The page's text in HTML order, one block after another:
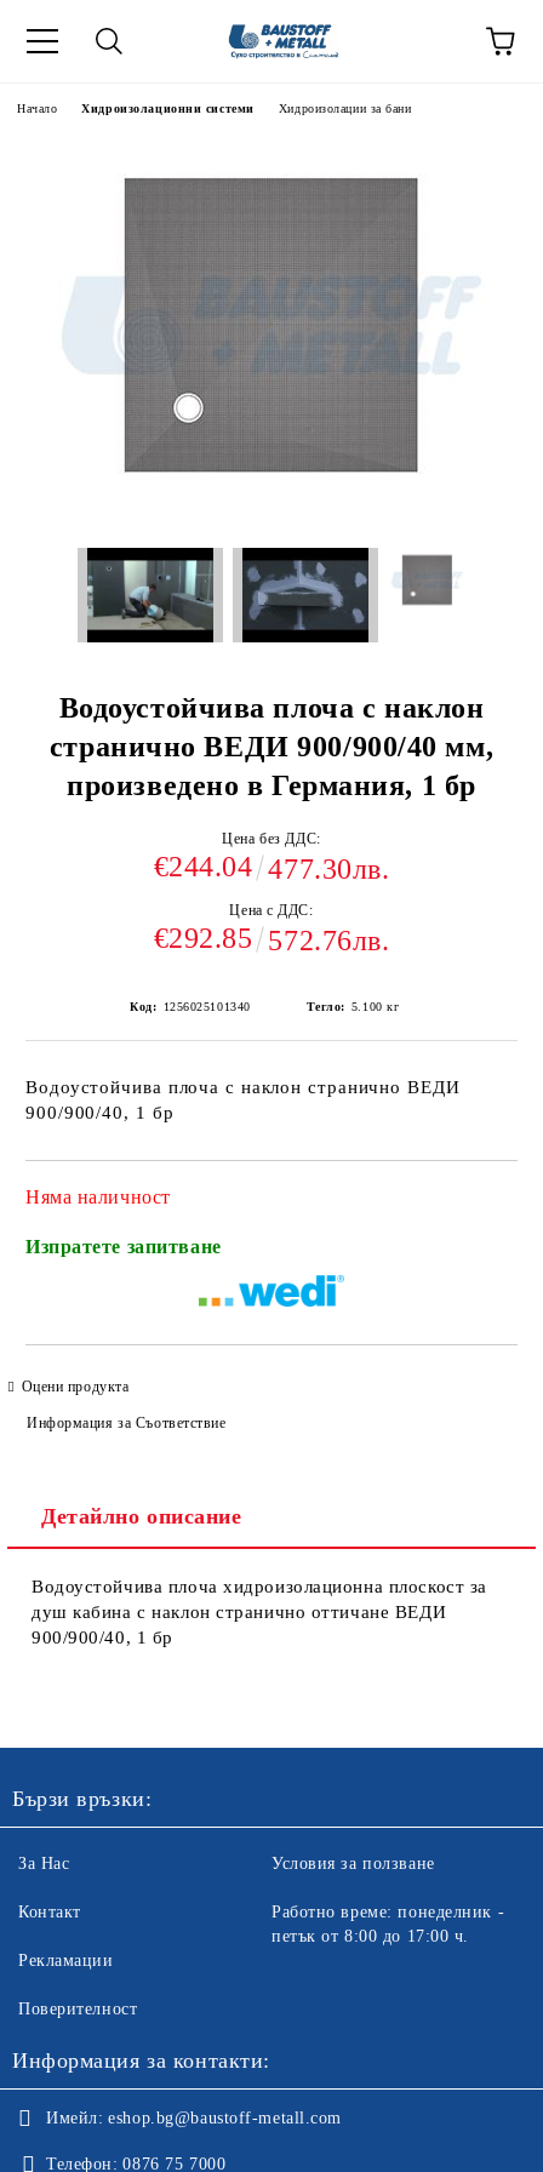
Начало Хидроизолационни системи Хидроизолации за бани
Водоустойчива плоча с наклон
странично ВЕДИ 900/900/40 мм,
произведено в Германия, 1 бр
Цена без ДДС:
€244.04 477.30лв.
Цена с ДДС:
€292.85 572.76лв.
Код: 1256025101340 Тегло: 5.100 кг
Водоустойчива плоча с наклон странично ВЕДИ
900/900/40, 1 бр
Няма наличност
Изпратете запитване
Оцени продукта
Информация за Съответствие
Детайлно описание
Водоустойчива плоча хидроизолационна плоскост за
душ кабина с наклон странично оттичане ВЕДИ
900/900/40, 1 бр
Бързи връзки:
За Нас
Контакт
Рекламации
Поверителност
Условия за ползване
Работно време: понеделник -
петък от 8:00 до 17:00 ч.
Информация за контакти:
Имейл: eshop.bg@baustoff-metall.com
Телефон: 0876 75 7000